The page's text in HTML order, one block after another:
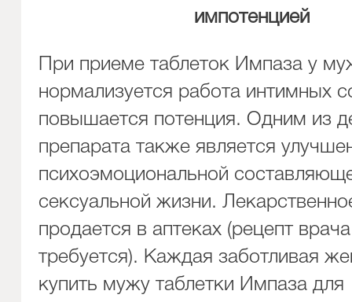
импотенцией
При приеме таблеток Импаза у
нормализуется работа интимных
повышается потенция. Одним из
препарата также является
психоэмоциональной
сексуальной жизни.
продается в аптеках (рецепт
требуется). Каждая заботливая
купить мужу таблетки Импаза для